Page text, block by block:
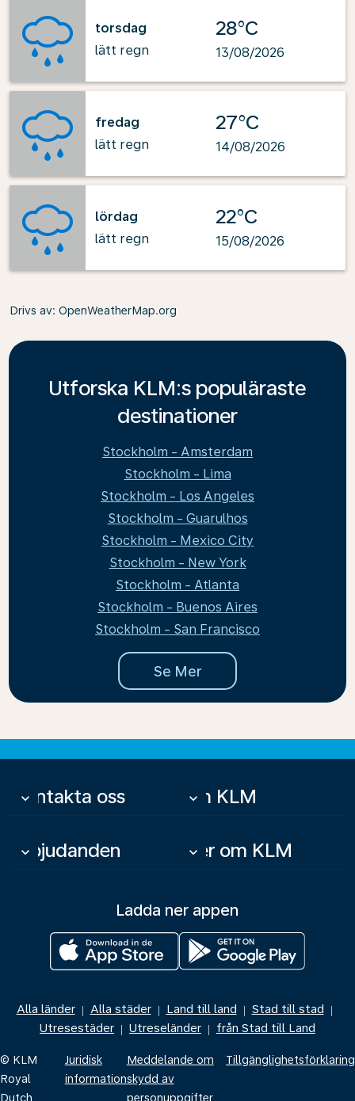
torsdag
lätt regn
28°C
13/08/2026
fredag
lätt regn
27°C
14/08/2026
lördag
lätt regn
22°C
15/08/2026
Drivs av: OpenWeatherMap.org
Utforska KLM:s populäraste
destinationer
Stockholm - Amsterdam
Stockholm - Lima
Stockholm - Los Angeles
Stockholm - Guarulhos
Stockholm - Mexico City
Stockholm - New York
Stockholm - Atlanta
Stockholm - Buenos Aires
Stockholm - San Francisco
Se Mer
Kontakta oss
keyboard_arrow_down Om KLM
keyboard_arrow_down
Erbjudanden
keyboard_arrow_down Mer om KLM
keyboard_arrow_down
Ladda ner appen
Alla länder | Alla städer | Land till land | Stad till stad |
Utresestäder | Utreseländer | från Stad till Land
© KLM
Royal
Dutch
Juridisk
information
Meddelande om
skydd av
personuppgifter
Tillgänglighetsförklaring